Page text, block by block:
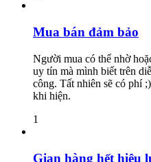
Mua bán đảm bảo
Người mua có thể nhờ
uy tín mà mình biết trên
công. Tất nhiên sẽ có phí
khi hiện.
1
Gian hàng hết hiệu